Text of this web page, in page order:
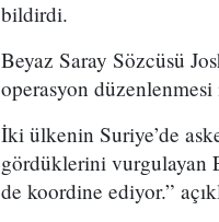
bildirdi.
Beyaz Saray Sözcüsü
operasyon
İki ülkenin Suriye’de
gördüklerini vurgulayan
de koordine ediyor.”